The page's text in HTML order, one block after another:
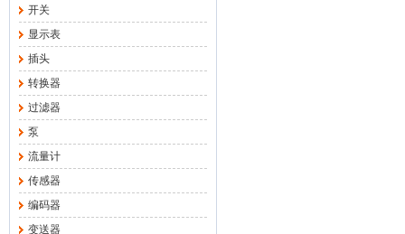
开关
显示表
插头
转换器
过滤器
泵
流量计
传感器
编码器
变送器